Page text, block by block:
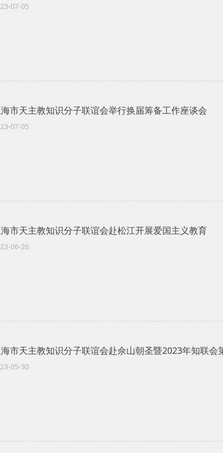
07-05
市天主教知识分子联谊会举行换届筹备工作座谈会
07-05
市天主教知识分子联谊会赴松江开展爱国主义教育
06-26
市天主教知识分子联谊会赴佘山朝圣暨2023年知联会
05-30